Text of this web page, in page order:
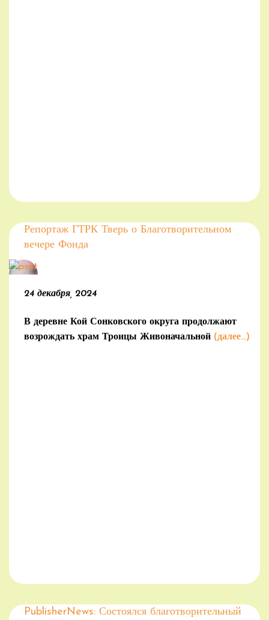
Репортаж ГТРК Тверь о Благотворительном
вечере Фонда
24 декабря, 2024
В деревне Кой Сонковского округа продолжают
возрождать храм Троицы Живоначальной (далее…)
PublisherNews: Состоялся благотворительный